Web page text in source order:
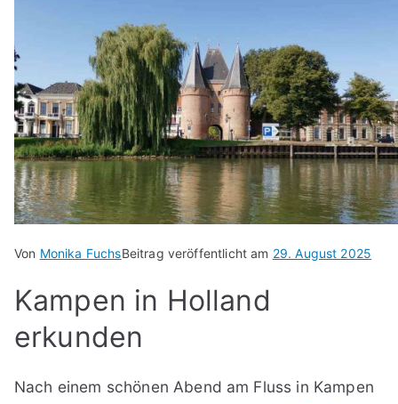
Von Monika FuchsBeitrag veröffentlicht am 29. August 2025
Kampen in Holland
erkunden
Nach einem schönen Abend am Fluss in Kampen